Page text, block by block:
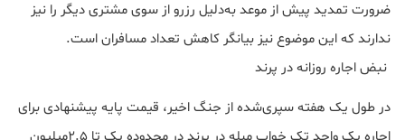
ضرورت تمدید پیش از موعد به‌دلیل رزرو از سوی مشتری دیگر را نیز
ندارند که این موضوع نیز بیانگر کاهش تعداد مسافران است.
نبض اجاره روزانه در پرند
در طول یک هفته سپری‌شده از جنگ اخیر، قیمت پایه پیشنهادی برای